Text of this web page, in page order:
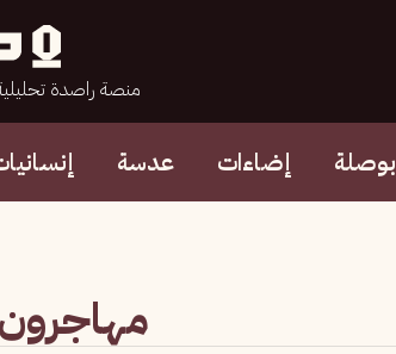
منصة راصدة
بوصلة إضاءات عدسة